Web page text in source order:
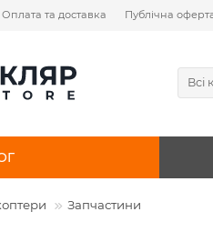
Оплата та доставка Публічна
Всі
Запчастини